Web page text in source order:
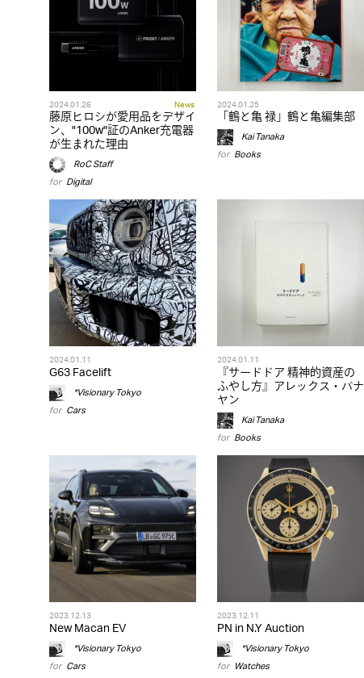
2024.01.26 News
藤原ヒロシが愛用品をデザイ
ン、"100w"証のAnker充電器
が生まれた理由
RoC Staff
for Digital
2024.01.25
「鶴と亀 禄」鶴と亀編集部
Kai Tanaka
for Books
2024.01.11
G63 Facelift
*Visionary Tokyo
for Cars
2024.01.11
『サードドア 精神的資産の
ふやし方』アレックス・バナ
ヤン
Kai Tanaka
for Books
2023.12.13
New Macan EV
*Visionary Tokyo
for Cars
2023.12.11
PN in N.Y Auction
*Visionary Tokyo
for Watches